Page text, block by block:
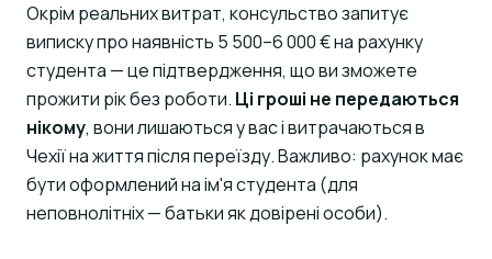
Окрім реальних витрат, консульство запитує
виписку про наявність 5 500–6 000 € на рахунку
студента — це підтвердження, що ви зможете
прожити рік без роботи. Ці гроші не передаються
нікому, вони лишаються у вас і витрачаються в
Чехії на життя після переїзду. Важливо: рахунок має
бути оформлений на ім'я студента (для
неповнолітніх — батьки як довірені особи).